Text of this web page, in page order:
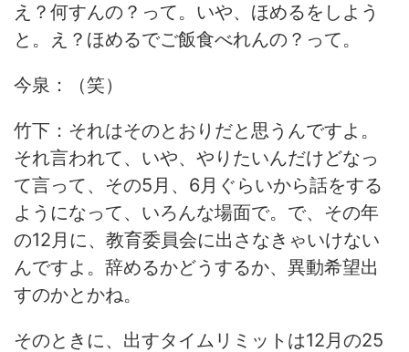
え？何すんの？って。いや、ほめるをしよう
と。え？ほめるでご飯食べれんの？って。
今泉：（笑）
竹下：それはそのとおりだと思うんですよ。
それ言われて、いや、やりたいんだけどなっ
て言って、その5月、6月ぐらいから話をする
ようになって、いろんな場面で。で、その年
の12月に、教育委員会に出さなきゃいけない
んですよ。辞めるかどうするか、異動希望出
すのかとかね。
そのときに、出すタイムリミットは12月の25